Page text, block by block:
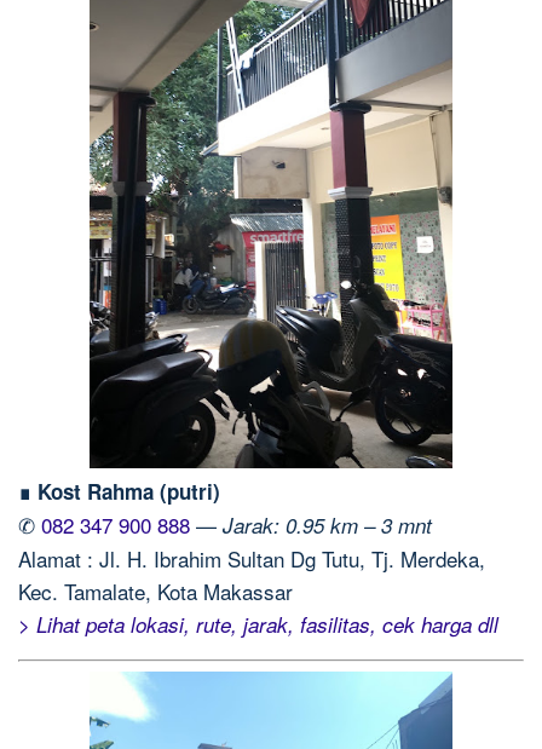
∎ Kost Rahma (putri)
✆ 082 347 900 888 — Jarak: 0.95 km – 3 mnt
Alamat : Jl. H. Ibrahim Sultan Dg Tutu, Tj. Merdeka,
Kec. Tamalate, Kota Makassar
> Lihat peta lokasi, rute, jarak, fasilitas, cek harga dll